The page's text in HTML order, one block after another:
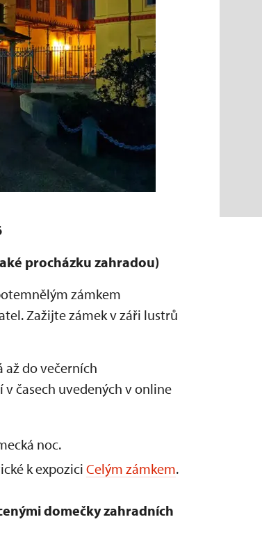
procházku zahradou)
zámkem
Zažijte zámek v záři lustrů
až do večerních
časech uvedených v online
noc.
k expozici Celým zámkem.
domečky zahradních